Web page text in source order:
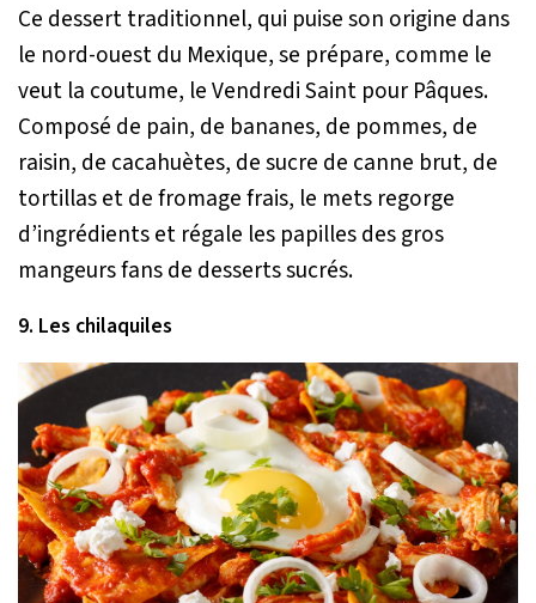
Ce dessert traditionnel, qui puise son origine dans
le nord-ouest du Mexique, se prépare, comme le
veut la coutume, le Vendredi Saint pour Pâques.
Composé de pain, de bananes, de pommes, de
raisin, de cacahuètes, de sucre de canne brut, de
tortillas et de fromage frais, le mets regorge
d’ingrédients et régale les papilles des gros
mangeurs fans de desserts sucrés.
9. Les chilaquiles